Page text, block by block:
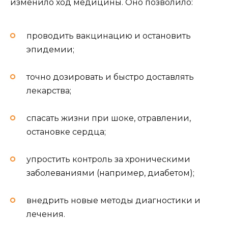
изменило ход медицины. Оно позволило:
проводить вакцинацию и остановить
эпидемии;
точно дозировать и быстро доставлять
лекарства;
спасать жизни при шоке, отравлении,
остановке сердца;
упростить контроль за хроническими
заболеваниями (например, диабетом);
внедрить новые методы диагностики и
лечения.